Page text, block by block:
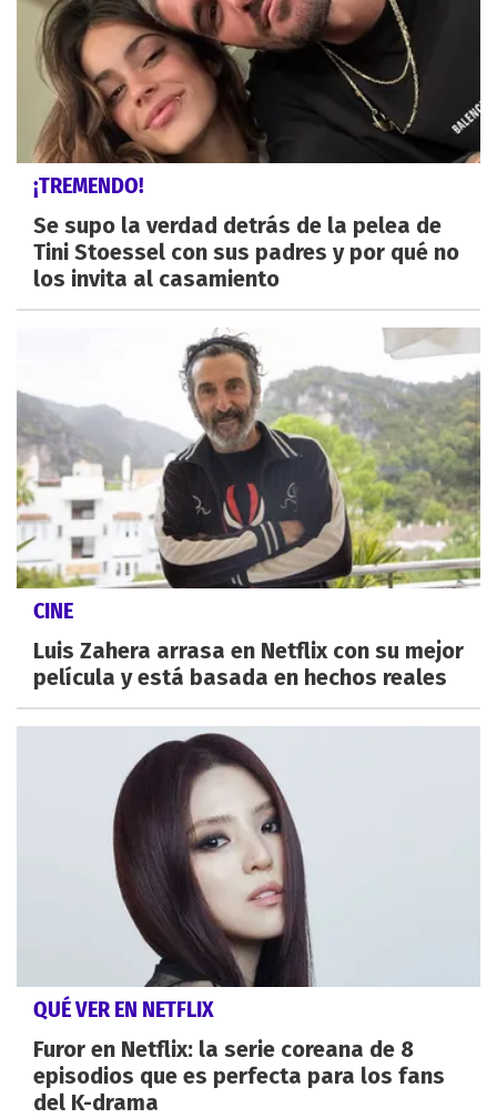
¡TREMENDO!
Se supo la verdad detrás de la pelea de
Tini Stoessel con sus padres y por qué no
los invita al casamiento
CINE
Luis Zahera arrasa en Netflix con su mejor
película y está basada en hechos reales
QUÉ VER EN NETFLIX
Furor en Netflix: la serie coreana de 8
episodios que es perfecta para los fans
del K-drama